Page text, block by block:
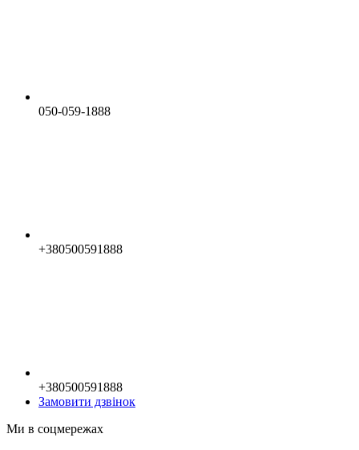
050-059-1888
+380500591888
+380500591888
Замовити дзвінок
Ми в соцмережах